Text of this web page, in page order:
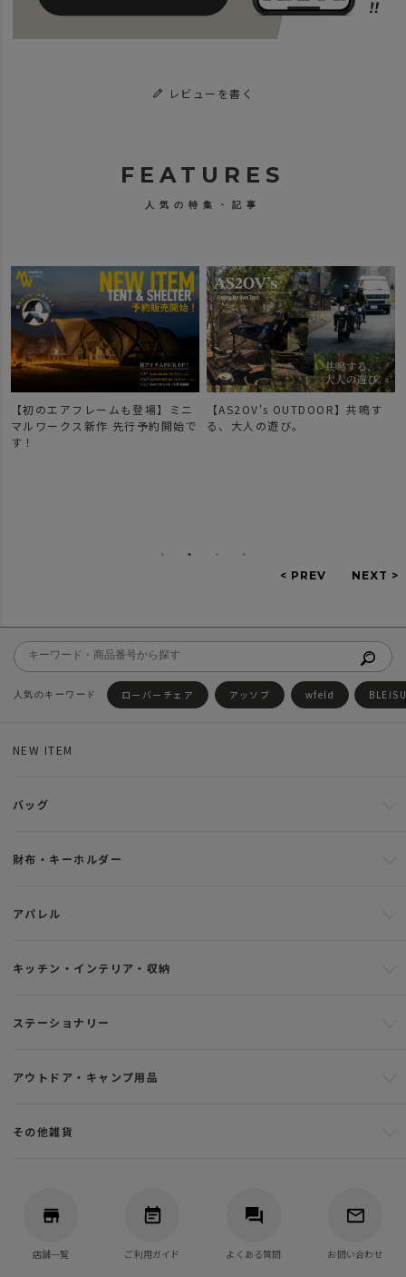
レビューを書く
FEATURES
人気の特集・記事
【AS2OV's OUTDOOR】共鳴す
る、大人の遊び。
【新作登場】人気のDOBBYシリ
ーズのご紹介。
ローバーチェア アッソブ wfeld
NEW ITEM
バッグ
財布・キーホルダー
アパレル
キッチン・インテリア・収納
ステーショナリー
アウトドア・キャンプ用品
その他雑貨
店舗一覧 ご利用ガイド よくある質問 お問い合わせ